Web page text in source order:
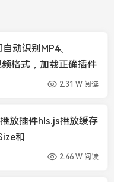
动识别MP4、
格式，加载正确插件
2.31 W 阅读
放插件hls.js播放缓存
和
设置
2.46 W 阅读